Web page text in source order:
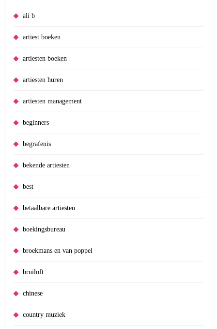
ali b
artiest boeken
artiesten boeken
artiesten huren
artiesten management
beginners
begrafenis
bekende artiesten
best
betaalbare artiesten
boekingsbureau
broekmans en van poppel
bruiloft
chinese
country muziek